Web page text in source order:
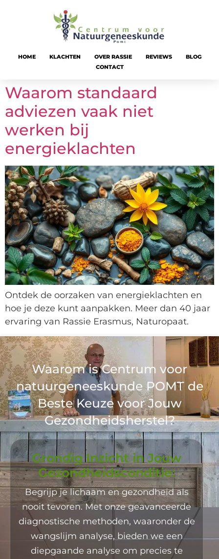
HOME KLACHTEN OVER RASSIE REVIEWS
BLOG
CONTACT
Waarom standaard
adviezen vaak niet
werken bij
energieklachten
Ontdek de oorzaken van energieklachten en
hoe je deze kunt aanpakken. Meer dan 40 jaar
ervaring van Rassie Erasmus, Naturopaat.
Waarom is Centrum voor
natuurgeneeskunde POMT de
Beste Keuze voor Jouw
Gezondheidsherstel?
Grondig Inzicht in Jouw
Gezondheidsconditie:
Begrijp je lichaam en gezondheid als
nooit tevoren. Met onze geavanceerde
diagnostische methoden, waaronder de
wangslijm analyse, bieden we een
diepgaande analyse om precies te